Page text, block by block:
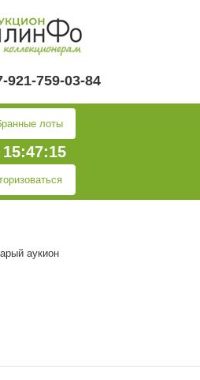
921-759-03-84
лоты
15:47:15
аукион